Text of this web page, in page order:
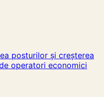
posturilor și creșterea
operatori economici